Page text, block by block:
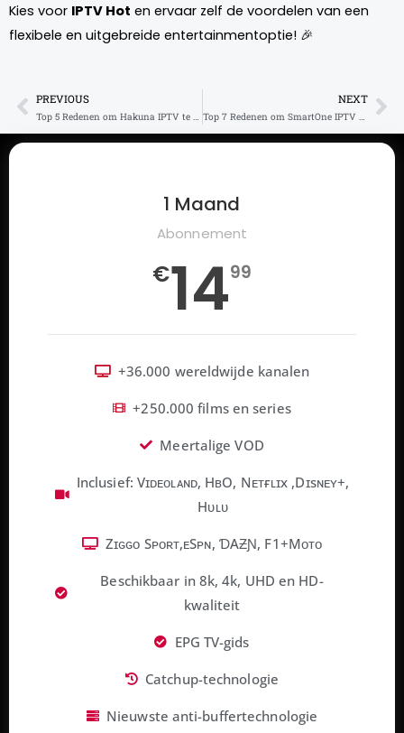
Kies voor IPTV Hot en ervaar zelf de voordelen van een
flexibele en uitgebreide entertainmentoptie! 🎉
Prev
PREVIOUS NEXT
1 Maand
Abonnement
€1499
+36.000 wereldwijde kanalen
+250.000 films en series
Meertalige VOD
Inclusief: Vɪᴅᴇᴏʟᴀɴᴅ, HʙO, Nᴇᴛғʟɪx ,Dɪsɴᴇʏ+,
Hᴜʟᴜ
Zɪɢɢᴏ Sᴘᴏʀᴛ,ᴇSᴘɴ, ƊAƵƝ, F1+Mᴏᴛᴏ
Beschikbaar in 8k, 4k, UHD en HD-
kwaliteit
EPG TV-gids
Catchup-technologie
Nieuwste anti-buffertechnologie